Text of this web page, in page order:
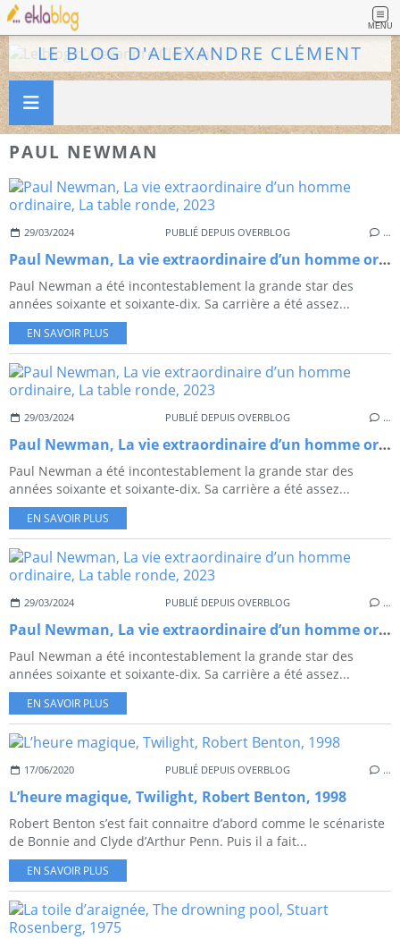
MENU
LE BLOG D'ALEXANDRE CLÉMENT
PAUL NEWMAN
29/03/2024 PUBLIÉ DEPUIS OVERBLOG …
Paul Newman, La vie extraordinaire d’un homme ordinaire, La table ronde, 2023
Paul Newman a été incontestablement la grande star des
années soixante et soixante-dix. Sa carrière a été assez...
EN SAVOIR PLUS
29/03/2024 PUBLIÉ DEPUIS OVERBLOG …
Paul Newman, La vie extraordinaire d’un homme ordinaire, La table ronde, 2023
Paul Newman a été incontestablement la grande star des
années soixante et soixante-dix. Sa carrière a été assez...
EN SAVOIR PLUS
29/03/2024 PUBLIÉ DEPUIS OVERBLOG …
Paul Newman, La vie extraordinaire d’un homme ordinaire, La table ronde, 2023
Paul Newman a été incontestablement la grande star des
années soixante et soixante-dix. Sa carrière a été assez...
EN SAVOIR PLUS
17/06/2020 PUBLIÉ DEPUIS OVERBLOG …
L’heure magique, Twilight, Robert Benton, 1998
Robert Benton s’est fait connaitre d’abord comme le scénariste
de Bonnie and Clyde d’Arthur Penn. Puis il a fait...
EN SAVOIR PLUS